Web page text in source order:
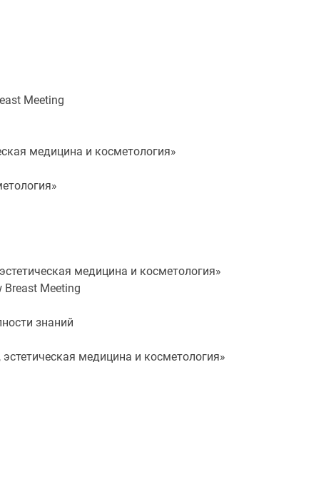
Meeting
медицина и косметология»
медицина и косметология»
Meeting
знаний
медицина и косметология»